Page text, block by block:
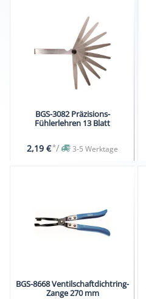
BGS-3082 Präzisions-
Fühlerlehren 13 Blatt
2,19 €*/ 3-5 Werktage
BGS-8668 Ventilschaftdichtring-
Zange 270 mm